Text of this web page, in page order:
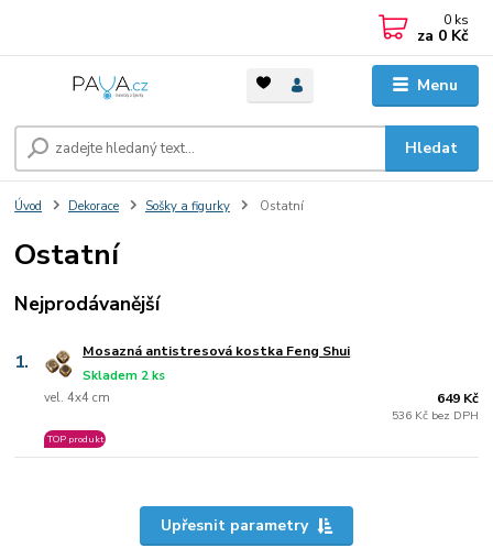
Menu
Hledat
0 ks
za 0 Kč
Úvod Dekorace Sošky a figurky Ostatní
Ostatní
Nejprodávanější
1. Mosazná antistresová kostka Feng Shui
vel. 4x4 cm
Skladem 2 ks
TOP produkt
649 Kč
536 Kč bez DPH
Upřesnit parametry